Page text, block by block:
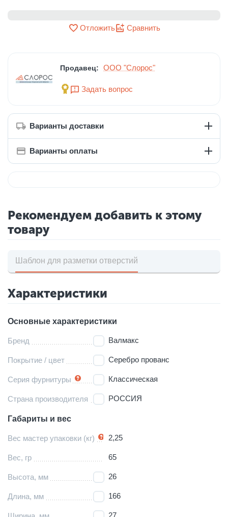
Отложить Сравнить
Продавец: ООО "Слорос"
Задать вопрос
Варианты доставки
Варианты оплаты
Рекомендуем добавить к этому
товару
Шаблон для разметки отверстий
Характеристики
Основные характеристики
Бренд Валмакс
Покрытие / цвет Серебро прованс
Серия фурнитуры Классическая
Страна производителя РОССИЯ
Габариты и вес
Вес мастер упаковки (кг) 2,25
Вес, гр 65
Высота, мм 26
Длина, мм 166
27